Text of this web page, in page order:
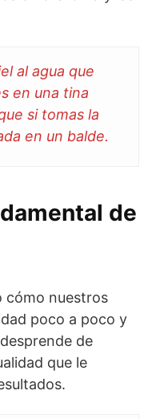
al agua que
en una tina
si tomas la
en un balde.
de
cómo nuestros
poco a poco y
de
que le